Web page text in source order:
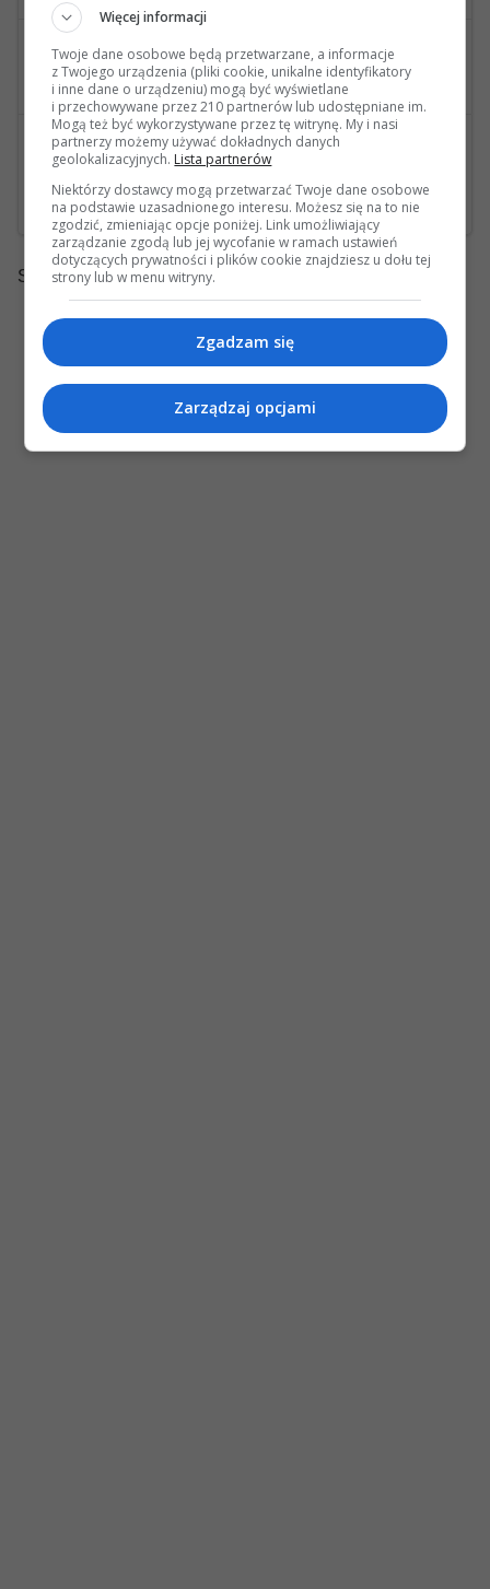
wysłana przez vand
Kamery 360
wysłana przez Knoppers 8 54571
Ostatnia wiadomość: 07 Kwietnia 2025, 08:06 08s wysłana przez Lukasz84j
Strony: 1
Więcej informacji
Twoje dane osobowe będą przetwarzane, a informacje
z Twojego urządzenia (pliki cookie, unikalne identyfikatory
i inne dane o urządzeniu) mogą być wyświetlane
i przechowywane przez 210 partnerów lub udostępniane im.
Mogą też być wykorzystywane przez tę witrynę. My i nasi
partnerzy możemy używać dokładnych danych
geolokalizacyjnych. Lista partnerów
Niektórzy dostawcy mogą przetwarzać Twoje dane osobowe
na podstawie uzasadnionego interesu. Możesz się na to nie
zgodzić, zmieniając opcje poniżej. Link umożliwiający
zarządzanie zgodą lub jej wycofanie w ramach ustawień
dotyczących prywatności i plików cookie znajdziesz u dołu tej
strony lub w menu witryny.
Zgadzam się
Zarządzaj opcjami